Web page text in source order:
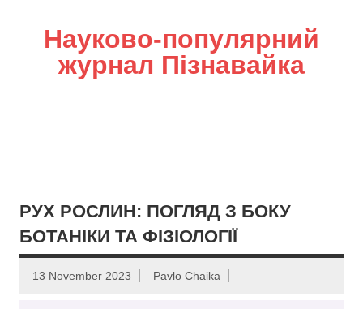
Науково-популярний
журнал Пізнавайка
РУХ РОСЛИН: ПОГЛЯД З БОКУ
БОТАНІКИ ТА ФІЗІОЛОГІЇ
13 November 2023 Pavlo Chaika